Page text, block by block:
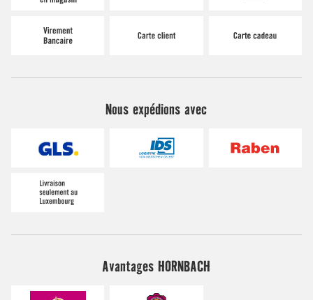
Nous expédions avec
Avantages HORNBACH